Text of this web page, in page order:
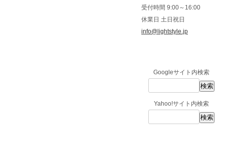
受付時間 9:00～16:00
休業日 土日祝日
info@lightstyle.jp
Googleサイト内検索
Yahoo!サイト内検索